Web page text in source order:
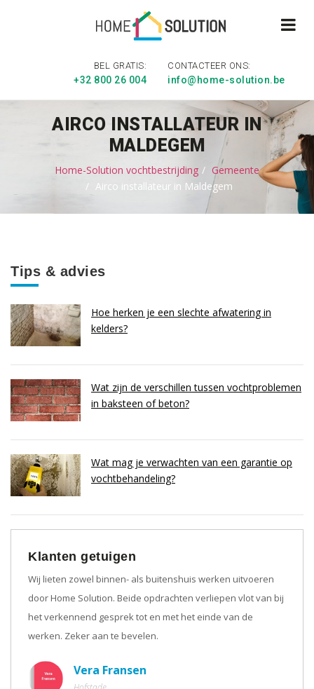
BEL GRATIS:
+32 800 26 004
CONTACTEER ONS:
info@home-solution.be
AIRCO INSTALLATEUR IN
MALDEGEM
Home-Solution vochtbestrijding
Gemeente
Airco installateur in Maldegem
Tips & advies
Hoe herken je een slechte afwatering in
kelders?
Wat zijn de verschillen tussen vochtproblemen
in baksteen of beton?
Wat mag je verwachten van een garantie op
vochtbehandeling?
Klanten getuigen
Wij lieten zowel binnen- als buitenshuis werken uitvoeren
door Home Solution. Beide opdrachten verliepen vlot van bij
het verkennend gesprek tot en met het einde van de
werken. Zeker aan te bevelen.
Vera Fransen